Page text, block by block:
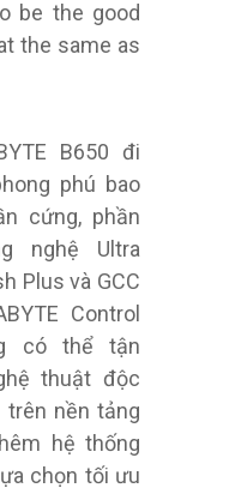
be the good
the same as
B650 đi
phú bao
cứng, phần
nghệ Ultra
Plus và GCC
Control
có thể tận
thuật độc
trên nền tảng
hệ thống
chọn tối ưu